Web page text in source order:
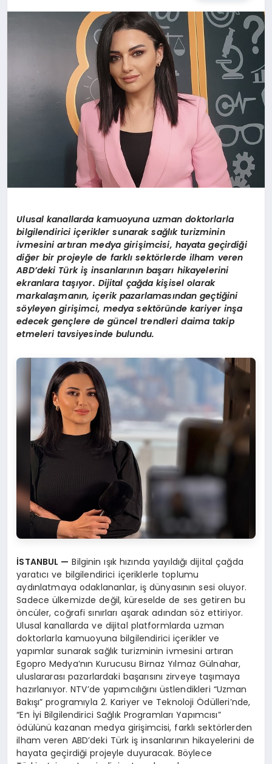
HESAPLAMALAR
Ulusal kanallarda kamuoyuna uzman doktorlarla
bilgilendirici içerikler sunarak sağlık turizminin
ivmesini artıran medya girişimcisi, hayata geçirdiği
diğer bir projeyle de farklı sektörlerde ilham veren
ABD’deki Türk iş insanlarının başarı hikayelerini
ekranlara taşıyor. Dijital çağda kişisel olarak
markalaşmanın, içerik pazarlamasından geçtiğini
söyleyen girişimci, medya sektöründe kariyer inşa
edecek gençlere de güncel trendleri daima takip
etmeleri tavsiyesinde bulundu.
İSTANBUL — Bilginin ışık hızında yayıldığı dijital çağda
yaratıcı ve bilgilendirici içeriklerle toplumu
aydınlatmaya odaklananlar, iş dünyasının sesi oluyor.
Sadece ülkemizde değil, küreselde de ses getiren bu
öncüler, coğrafi sınırları aşarak adından söz ettiriyor.
Ulusal kanallarda ve dijital platformlarda uzman
doktorlarla kamuoyuna bilgilendirici içerikler ve
yapımlar sunarak sağlık turizminin ivmesini artıran
Egopro Medya’nın Kurucusu Birnaz Yılmaz Gülnahar,
uluslararası pazarlardaki başarısını zirveye taşımaya
hazırlanıyor. NTV’de yapımcılığını üstlendikleri “Uzman
Bakışı” programıyla 2. Kariyer ve Teknoloji Ödülleri’nde,
“En İyi Bilgilendirici Sağlık Programları Yapımcısı”
ödülünü kazanan medya girişimcisi, farklı sektörlerden
ilham veren ABD’deki Türk iş insanlarının hikayelerini de
hayata geçirdiği projeyle duyuracak. Böylece